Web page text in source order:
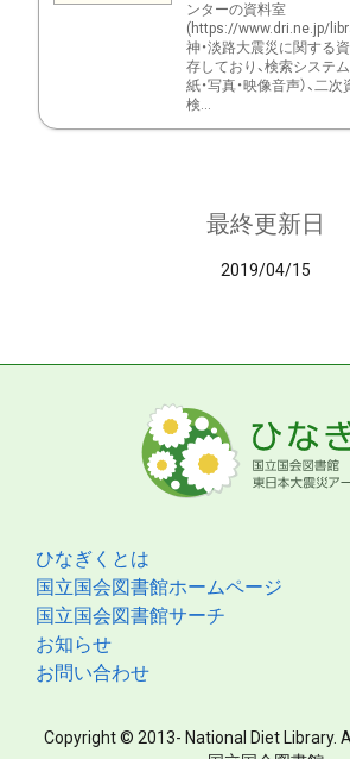
ンターの資料室
(https://www.dri.ne.jp/
神・淡路大震災に関する
存しており、検索システ
紙・写真・映像音声）、二次
検...
最終更新日
2019/04/15
ひなぎくとは
国立国会図書館ホームページ
国立国会図書館サーチ
お知らせ
お問い合わせ
Copyright © 2013- National Diet Library.